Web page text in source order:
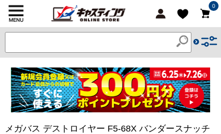
0
メガバス デストロイヤー F5-68X バンダースナッチ